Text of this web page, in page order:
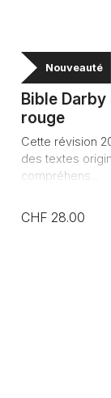
Nouveauté
Bible
rouge
Cette révision
des textes
compréhens...
CHF 28.00